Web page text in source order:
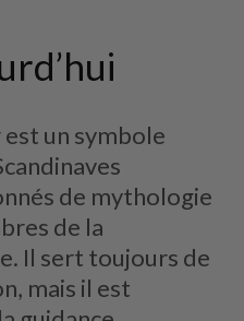
est un symbole
de mythologie
de la
Il sert toujours de
mais il est